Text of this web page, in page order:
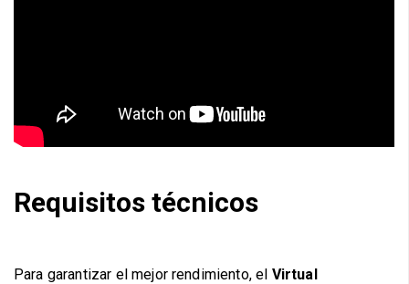
Requisitos técnicos
Para garantizar el mejor rendimiento, el Virtual